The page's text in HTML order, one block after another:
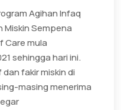
Agihan Infaq
Miskin Sempena
Care mula
sehingga hari ini.
fakir miskin di
masing menerima